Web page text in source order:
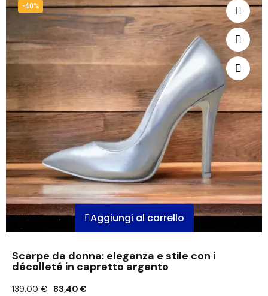
-40%
Aggiungi al carrello
Scarpe da donna: eleganza e stile con i
décolleté in capretto argento
139,00 € 83,40 €